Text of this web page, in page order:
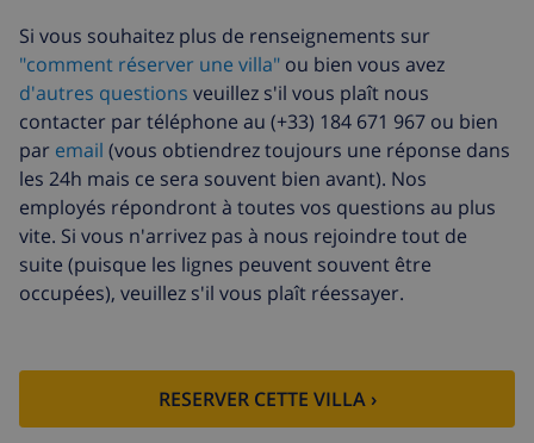
Si vous souhaitez plus de renseignements sur
"comment réserver une villa" ou bien vous avez
d'autres questions veuillez s'il vous plaît nous
contacter par téléphone au (+33) 184 671 967 ou bien
par email (vous obtiendrez toujours une réponse dans
les 24h mais ce sera souvent bien avant). Nos
employés répondront à toutes vos questions au plus
vite. Si vous n'arrivez pas à nous rejoindre tout de
suite (puisque les lignes peuvent souvent être
occupées), veuillez s'il vous plaît réessayer.
RESERVER CETTE VILLA ›